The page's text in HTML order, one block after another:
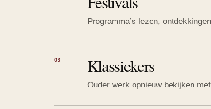
Programma’s lezen,
03 Klassiekers
Ouder werk opnieuw bekijken